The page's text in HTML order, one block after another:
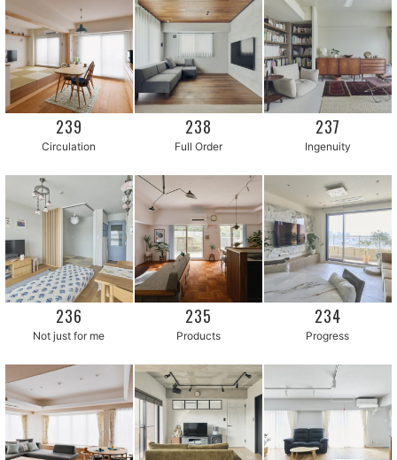
239
Circulation
238
Full Order
237
Ingenuity
236
Not just for me
235
Products
234
Progress